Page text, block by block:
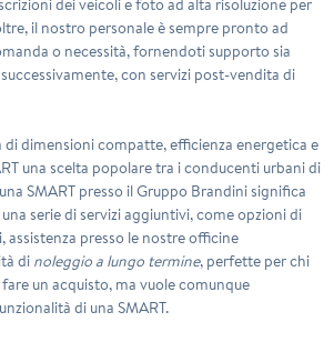
dei veicoli e foto ad alta risoluzione per
il nostro personale è sempre pronto ad
o necessità, fornendoti supporto sia
con servizi post-vendita di
di dimensioni compatte, efficienza energetica e
una scelta popolare tra i conducenti urbani di
SMART presso il Gruppo Brandini significa
serie di servizi aggiuntivi, come opzioni di
presso le nostre officine
di noleggio a lungo termine, perfette per chi
un acquisto, ma vuole comunque
di una SMART.